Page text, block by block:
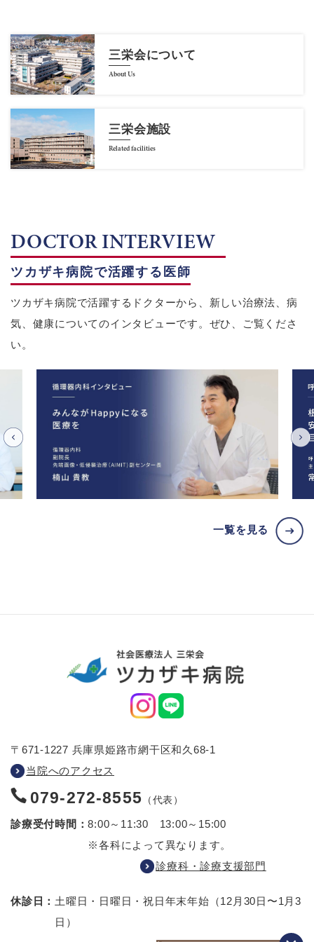
三栄会について
About Us
三栄会施設
Related facilities
DOCTOR INTERVIEW
ツカザキ病院で活躍する医師
ツカザキ病院で活躍するドクターから、新しい治療法、病
気、健康についてのインタビューです。ぜひ、ご覧くださ
い。
一覧を見る
〒671-1227 兵庫県姫路市網干区和久68-1
当院へのアクセス
079-272-8555 （代表）
診療受付時間：8:00～11:30 13:00～15:00
※各科によって異なります。
診療科・診療支援部門
休診日： 土曜日・日曜日・祝日年末年始（12月30日〜1月3
日）